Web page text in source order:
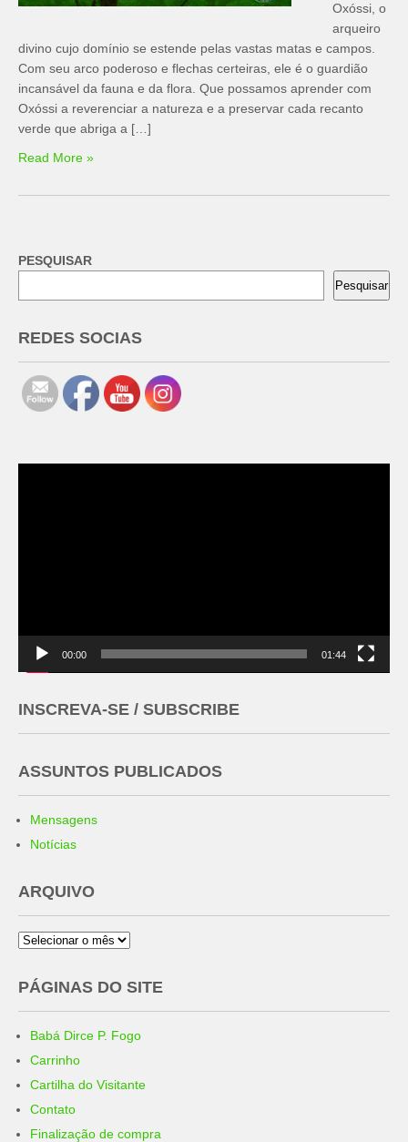
Oxóssi, o
arqueiro
divino cujo domínio se estende pelas vastas matas e campos.
Com seu arco poderoso e flechas certeiras, ele é o guardião
incansável da fauna e da flora. Que possamos aprender com
Oxóssi a reverenciar a natureza e a preservar cada recanto
verde que abriga a […]
Read More »
PESQUISAR
Pesquisar
REDES SOCIAS
00:00 01:44
INSCREVA-SE / SUBSCRIBE
ASSUNTOS PUBLICADOS
Mensagens
Notícias
ARQUIVO
Arquivo
PÁGINAS DO SITE
Babá Dirce P. Fogo
Carrinho
Cartilha do Visitante
Contato
Finalização de compra